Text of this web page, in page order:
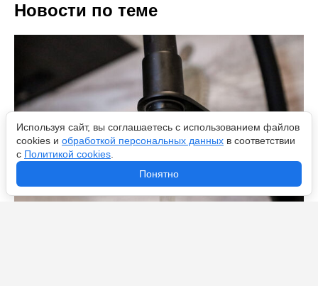
Новости по теме
Используя сайт, вы соглашаетесь с использованием файлов
cookies и обработкой персональных данных в соответствии
с Политикой cookies
Понятно